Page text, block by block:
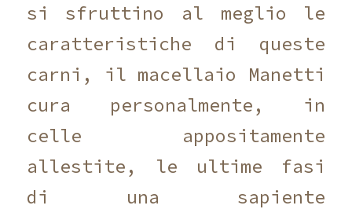
si sfruttino al meglio le
caratteristiche di queste
carni, il macellaio Manetti
cura personalmente, in
celle appositamente
allestite, le ultime fasi
di una sapiente